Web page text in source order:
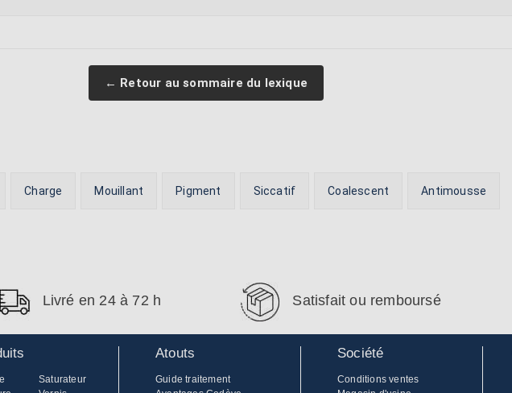
← Retour au sommaire du lexique
Charge Mouillant Pigment Siccatif Coalescent Antimousse
Livré en 24 à 72 h Satisfait ou remboursé
Saturateur
Atouts
Guide traitement
Société
Conditions ventes